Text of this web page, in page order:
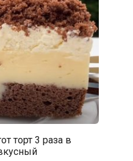
торт 3 раза в